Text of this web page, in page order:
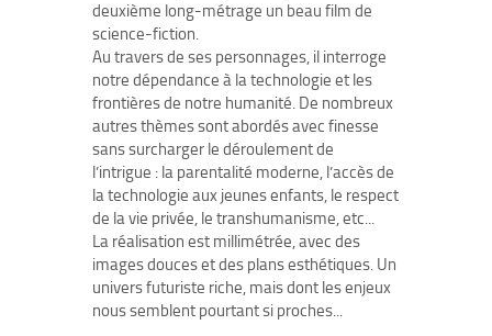
deuxième long-métrage un beau film de
science-fiction.
Au travers de ses personnages, il interroge
notre dépendance à la technologie et les
frontières de notre humanité. De nombreux
autres thèmes sont abordés avec finesse
sans surcharger le déroulement de
l’intrigue : la parentalité moderne, l’accès de
la technologie aux jeunes enfants, le respect
de la vie privée, le transhumanisme, etc...
La réalisation est millimétrée, avec des
images douces et des plans esthétiques. Un
univers futuriste riche, mais dont les enjeux
nous semblent pourtant si proches...